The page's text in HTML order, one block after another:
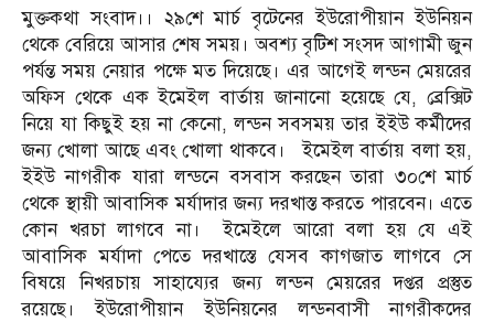
মুক্তকথা সংবাদ।। ২৯শে মার্চ বৃটেনের ইউরোপীয়ান ইউনিয়ন
থেকে বেরিয়ে আসার শেষ সময়। অবশ্য বৃটিশ সংসদ আগামী জুন
পর্যন্ত সময় নেয়ার পক্ষে মত দিয়েছে। এর আগেই লন্ডন মেয়রের
অফিস থেকে এক ইমেইল বার্তায় জানানো হয়েছে যে, ব্রেক্সিট
নিয়ে যা কিছুই হয় না কেনো, লন্ডন সবসময় তার ইইউ কর্মীদের
জন্য খোলা আছে এবং খোলা থাকবে। ইমেইল বার্তায় বলা হয়,
ইইউ নাগরীক যারা লন্ডনে বসবাস করছেন তারা ৩০শে মার্চ
থেকে স্থায়ী আবাসিক মর্যাদার জন্য দরখাস্ত করতে পারবেন। এতে
কোন খরচা লাগবে না। ইমেইলে আরো বলা হয় যে এই
আবাসিক মর্যাদা পেতে দরখাস্তে যেসব কাগজাত লাগবে সে
বিষয়ে নিখরচায় সাহায্যের জন্য লন্ডন মেয়রের দপ্তর প্রস্তুত
রয়েছে। ইউরোপীয়ান ইউনিয়নের লন্ডনবাসী নাগরীকদের